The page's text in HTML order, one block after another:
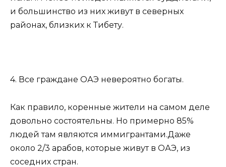
и большинство из них живут в северных
районах, близких к Тибету.
4. Все граждане ОАЭ невероятно богаты.
Как правило, коренные жители на самом деле
довольно состоятельны. Но примерно 85%
людей там являются иммигрантами.Даже
около 2/3 арабов, которые живут в ОАЭ, из
соседних стран.